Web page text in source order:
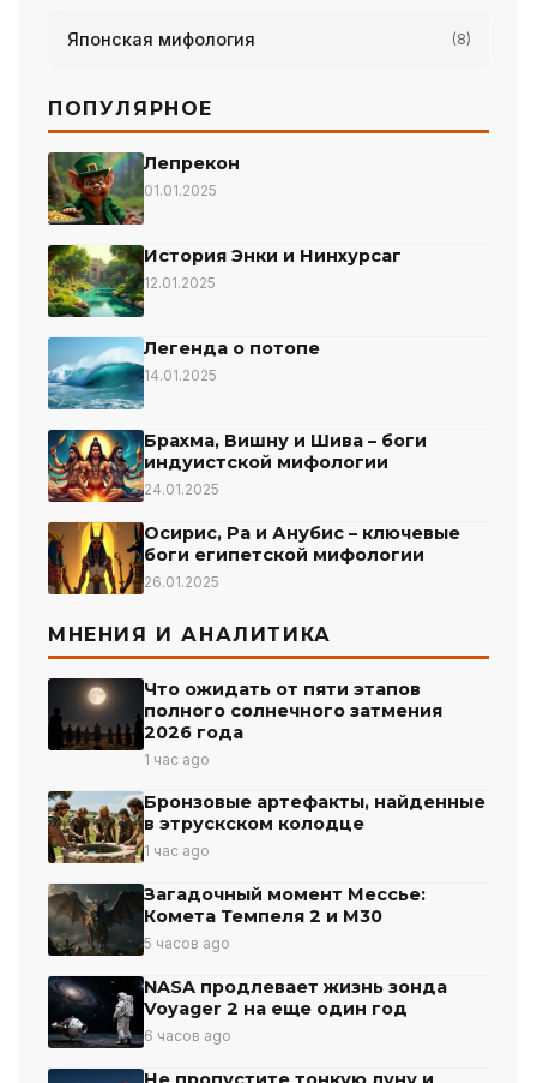
Японская мифология (8)
ПОПУЛЯРНОЕ
Лепрекон
01.01.2025
История Энки и Нинхурсаг
12.01.2025
Легенда о потопе
14.01.2025
Брахма, Вишну и Шива – боги
индуистской мифологии
24.01.2025
Осирис, Ра и Анубис – ключевые
боги египетской мифологии
26.01.2025
МНЕНИЯ И АНАЛИТИКА
Что ожидать от пяти этапов
полного солнечного затмения
2026 года
1 час ago
Бронзовые артефакты, найденные
в этрускском колодце
1 час ago
Загадочный момент Мессье:
Комета Темпеля 2 и М30
5 часов ago
NASA продлевает жизнь зонда
Voyager 2 на еще один год
6 часов ago